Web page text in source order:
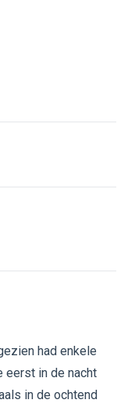
had enkele
eerst in de nacht
in de ochtend